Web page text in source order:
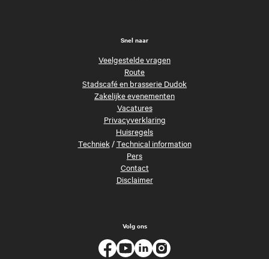
Snel naar
Veelgestelde vragen
Route
Stadscafé en brasserie Dudok
Zakelijke evenementen
Vacatures
Privacyverklaring
Huisregels
Techniek/Technical information
Pers
Contact
Disclaimer
Volg ons